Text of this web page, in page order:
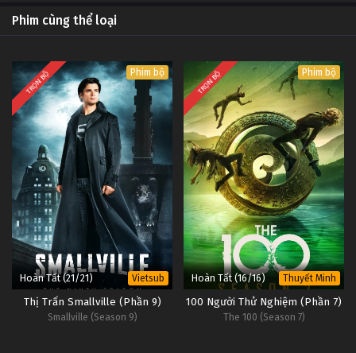
Tập Tập 45
D.Gray-man Tập Tập 44
Tập Tập 44
D.Gray-man Tập Tập 43
Tập Tập 43
D.Gray-man Tập Tập 42
Tập Tập 42
D.Gray-man Tập Tập 41
Tập Tập 41
D.Gray-man Tập Tập 40
Phim cùng thể loại
TRỌN BỘ Phim bộ
Hoàn Tất (21/21) Vietsub
Thị Trấn Smallville (Phần 9)
Smallville (Season 9)
TRỌN BỘ Phim bộ
Hoàn Tất (16/16) Thuyết Minh
100 Người Thử Nghiệm (Phần 7)
The 100 (Season 7)